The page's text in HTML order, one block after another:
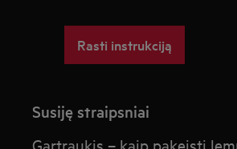
Rasti instrukciją
Susiję straipsniai
Gartraukis – kaip pakeisti